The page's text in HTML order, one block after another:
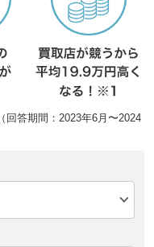
回答期間：2023年6月〜2024